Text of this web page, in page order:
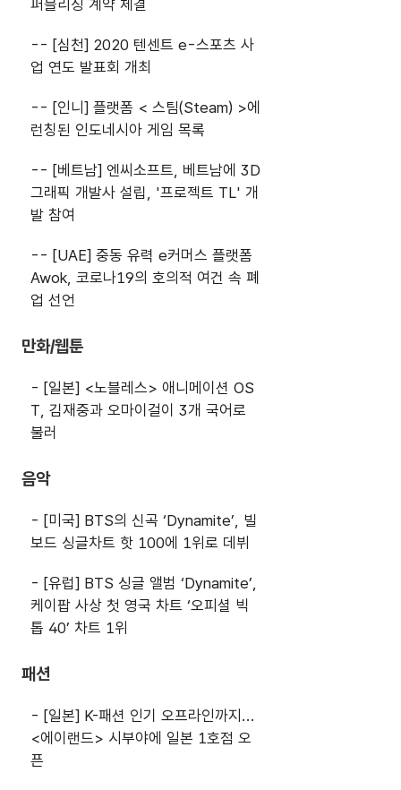
퍼블리싱 계약 체결
-- [심천] 2020 텐센트 e-스포츠 사
업 연도 발표회 개최
-- [인니] 플랫폼 < 스팀(Steam) >에
런칭된 인도네시아 게임 목록
-- [베트남] 엔씨소프트, 베트남에 3D
그래픽 개발사 설립, '프로젝트 TL' 개
발 참여
-- [UAE] 중동 유력 e커머스 플랫폼
Awok, 코로나19의 호의적 여건 속 폐
업 선언
만화/웹툰
- [일본] <노블레스> 애니메이션 OS
T, 김재중과 오마이걸이 3개 국어로
불러
음악
- [미국] BTS의 신곡 ‘Dynamite’, 빌
보드 싱글차트 핫 100에 1위로 데뷔
- [유럽] BTS 싱글 앨범 ‘Dynamite’,
케이팝 사상 첫 영국 차트 ‘오피셜 빅
톱 40’ 차트 1위
패션
- [일본] K-패션 인기 오프라인까지...
<에이랜드> 시부야에 일본 1호점 오
픈